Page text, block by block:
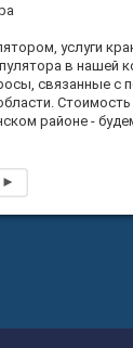
услуги
в нашей
связанные с
Стоимость
районе -